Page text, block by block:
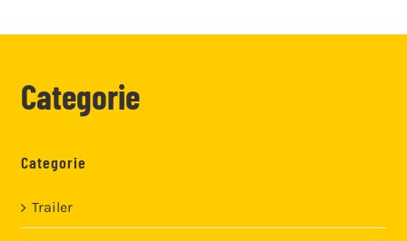
Categorie
Categorie
Trailer